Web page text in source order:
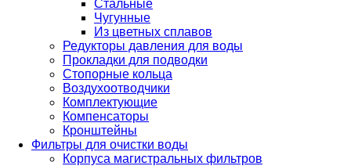
Стальные
Чугунные
Из цветных сплавов
Редукторы давления для воды
Прокладки для подводки
Стопорные кольца
Воздухоотводчики
Комплектующие
Компенсаторы
Кронштейны
Фильтры для очистки воды
Корпуса магистральных фильтров